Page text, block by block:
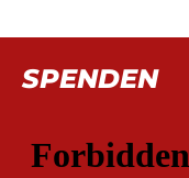
SPENDEN